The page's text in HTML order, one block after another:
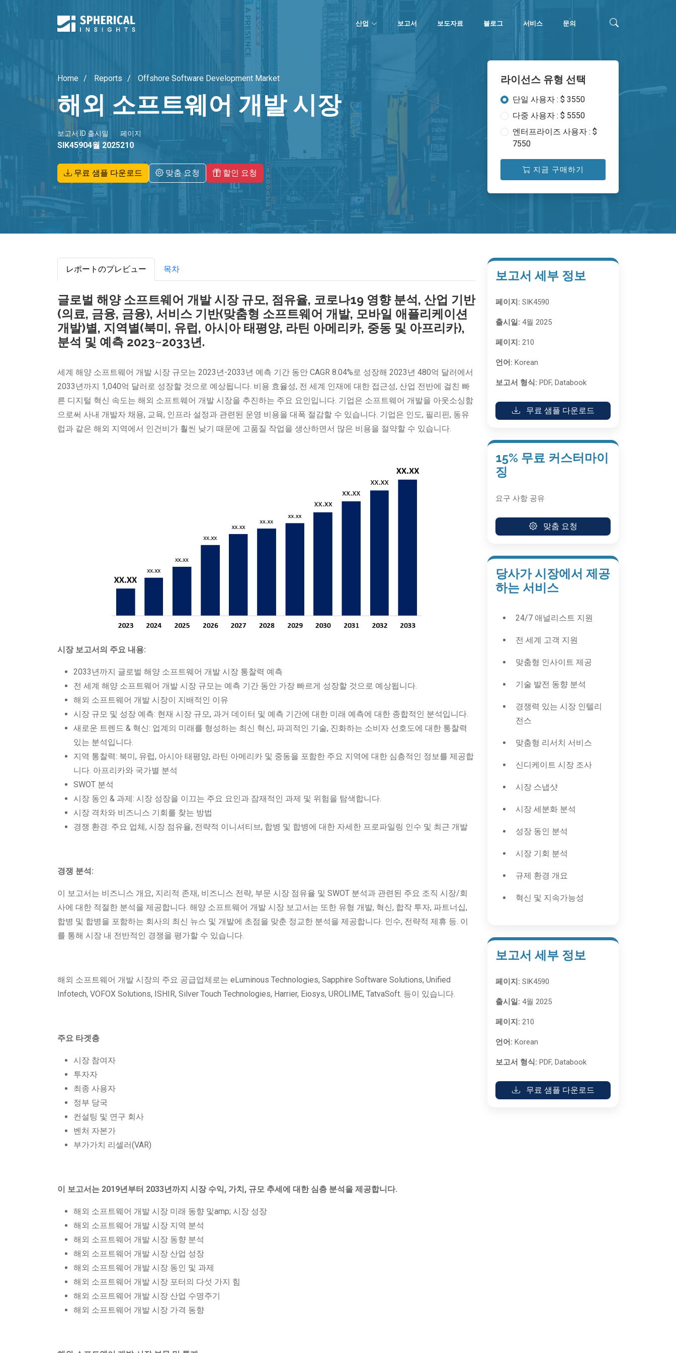
산업 보고서 보도자료 블로그 서비스 문의
Home Reports Offshore Software Development Market
해외 소프트웨어 개발 시장
보고서 ID
SIK4590
출시일
4월 2025
페이지
210
무료 샘플 다운로드 맞춤 요청 할인 요청
라이선스 유형 선택
단일 사용자 : $ 3550
다중 사용자 : $ 5550
엔터프라이즈 사용자 : $
7550
지금 구매하기
レポートのプレビュー 목차
글로벌 해양 소프트웨어 개발 시장 규모, 점유율, 코로나19 영향 분석, 산업 기반
(의료, 금융, 금융), 서비스 기반(맞춤형 소프트웨어 개발, 모바일 애플리케이션
개발)별, 지역별(북미, 유럽, 아시아 태평양, 라틴 아메리카, 중동 및 아프리카),
분석 및 예측 2023~2033년.
세계 해양 소프트웨어 개발 시장 규모는 2023년-2033년 예측 기간 동안 CAGR 8.04%로 성장해 2023년 480억 달러에서
2033년까지 1,040억 달러로 성장할 것으로 예상됩니다. 비용 효율성, 전 세계 인재에 대한 접근성, 산업 전반에 걸친 빠
른 디지털 혁신 속도는 해외 소프트웨어 개발 시장을 추진하는 주요 요인입니다. 기업은 소프트웨어 개발을 아웃소싱함
으로써 사내 개발자 채용, 교육, 인프라 설정과 관련된 운영 비용을 대폭 절감할 수 있습니다. 기업은 인도, 필리핀, 동유
럽과 같은 해외 지역에서 인건비가 훨씬 낮기 때문에 고품질 작업을 생산하면서 많은 비용을 절약할 수 있습니다.
시장 보고서의 주요 내용:
2033년까지 글로벌 해양 소프트웨어 개발 시장 통찰력 예측
전 세계 해양 소프트웨어 개발 시장 규모는 예측 기간 동안 가장 빠르게 성장할 것으로 예상됩니다.
해외 소프트웨어 개발 시장이 지배적인 이유
시장 규모 및 성장 예측: 현재 시장 규모, 과거 데이터 및 예측 기간에 대한 미래 예측에 대한 종합적인 분석입니다.
새로운 트렌드 & 혁신: 업계의 미래를 형성하는 최신 혁신, 파괴적인 기술, 진화하는 소비자 선호도에 대한 통찰력
있는 분석입니다.
지역 통찰력: 북미, 유럽, 아시아 태평양, 라틴 아메리카 및 중동을 포함한 주요 지역에 대한 심층적인 정보를 제공합
니다. 아프리카와 국가별 분석
SWOT 분석
시장 동인 & 과제: 시장 성장을 이끄는 주요 요인과 잠재적인 과제 및 위험을 탐색합니다.
시장 격차와 비즈니스 기회를 찾는 방법
경쟁 환경: 주요 업체, 시장 점유율, 전략적 이니셔티브, 합병 및 합병에 대한 자세한 프로파일링 인수 및 최근 개발
경쟁 분석:
이 보고서는 비즈니스 개요, 지리적 존재, 비즈니스 전략, 부문 시장 점유율 및 SWOT 분석과 관련된 주요 조직 시장/회
사에 대한 적절한 분석을 제공합니다. 해양 소프트웨어 개발 시장 보고서는 또한 유형 개발, 혁신, 합작 투자, 파트너십,
합병 및 합병을 포함하는 회사의 최신 뉴스 및 개발에 초점을 맞춘 정교한 분석을 제공합니다. 인수, 전략적 제휴 등. 이
를 통해 시장 내 전반적인 경쟁을 평가할 수 있습니다.
해외 소프트웨어 개발 시장의 주요 공급업체로는 eLuminous Technologies, Sapphire Software Solutions, Unified
Infotech, VOFOX Solutions, ISHIR, Silver Touch Technologies, Harrier, Eiosys, UROLIME, TatvaSoft. 등이 있습니다.
주요 타겟층
시장 참여자
투자자
최종 사용자
정부 당국
컨설팅 및 연구 회사
벤처 자본가
부가가치 리셀러(VAR)
이 보고서는 2019년부터 2033년까지 시장 수익, 가치, 규모 추세에 대한 심층 분석을 제공합니다.
해외 소프트웨어 개발 시장 미래 동향 및amp; 시장 성장
해외 소프트웨어 개발 시장 지역 분석
해외 소프트웨어 개발 시장 동향 분석
해외 소프트웨어 개발 시장 산업 성장
해외 소프트웨어 개발 시장 동인 및 과제
해외 소프트웨어 개발 시장 포터의 다섯 가지 힘
해외 소프트웨어 개발 시장 산업 수명주기
해외 소프트웨어 개발 시장 가격 동향
보고서 세부 정보
페이지: SIK4590
출시일: 4월 2025
페이지: 210
언어: Korean
보고서 형식: PDF, Databook
무료 샘플 다운로드
15% 무료 커스터마이
징
요구 사항 공유
맞춤 요청
당사가 시장에서 제공
하는 서비스
24/7 애널리스트 지원
전 세계 고객 지원
맞춤형 인사이트 제공
기술 발전 동향 분석
경쟁력 있는 시장 인텔리
전스
맞춤형 리서치 서비스
신디케이트 시장 조사
시장 스냅샷
시장 세분화 분석
성장 동인 분석
시장 기회 분석
규제 환경 개요
혁신 및 지속가능성
보고서 세부 정보
페이지: SIK4590
출시일: 4월 2025
페이지: 210
언어: Korean
보고서 형식: PDF, Databook
무료 샘플 다운로드